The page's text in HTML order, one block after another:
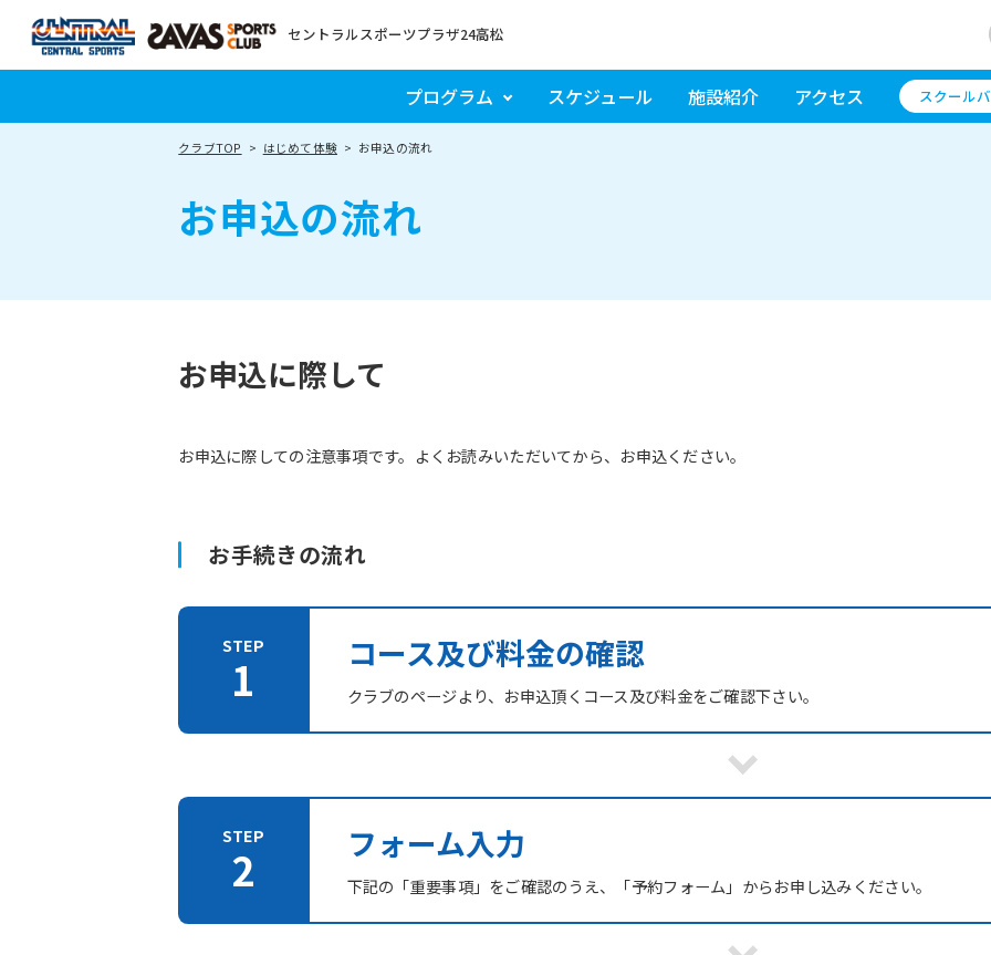
セントラルスポーツプラザ24高松
プログラム スケジュール 施設紹介 アクセス スクール
クラブTOP はじめて体験 お申込の流れ
お申込の流れ
お申込に際して
お申込に際しての注意事項です。よくお読みいただいてから、お申込ください。
お手続きの流れ
コース及び料金の確認
クラブのページより、お申込頂くコース及び料金をご確認下さい。
フォーム入力
下記の「重要事項」をご確認のうえ、「予約フォーム」からお申し込みください。